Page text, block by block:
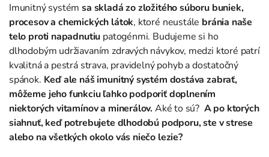
Imunitný systémsa skladá zo zložitého súboru buniek,
procesov a chemických látok, ktoré neustále bránia naše
telo proti napadnutiu patogénmi. Budujeme si ho
dlhodobým udržiavaním zdravých návykov, medzi ktoré patrí
kvalitná a pestrá strava, pravidelný pohyb a dostatočný
spánok. Keď ale náš imunitný systém dostáva zabrať,
môžeme jeho funkciu ľahko podporiť doplnením
niektorých vitamínov a minerálov. Aké to sú? A po ktorých
siahnuť, keď potrebujete dlhodobú podporu, ste v strese
alebo na všetkých okolo vás niečo lezie?